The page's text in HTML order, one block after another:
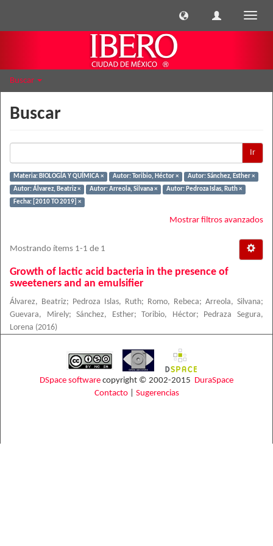
Buscar
Buscar
Ir
Materia: BIOLOGÍA Y QUÍMICA × Autor: Toribio, Héctor ×
Autor: Sánchez, Esther ×
Autor: Álvarez, Beatriz ×
Autor: Arreola, Silvana ×
Autor: Pedroza Islas, Ruth ×
Fecha: [2010 TO 2019] ×
Mostrar filtros avanzados
Mostrando ítems 1-1 de 1
Growth of lactic acid bacteria in the presence of
sweeteners and an emulsifier
Álvarez, Beatriz; Pedroza Islas, Ruth; Romo, Rebeca; Arreola, Silvana;
Guevara, Mirely;Sánchez, Esther;Toribio, Héctor;
Pedraza Segura,
Lorena (2016)
DSpace software copyright © 2002-2015 DuraSpace
Contacto| Sugerencias